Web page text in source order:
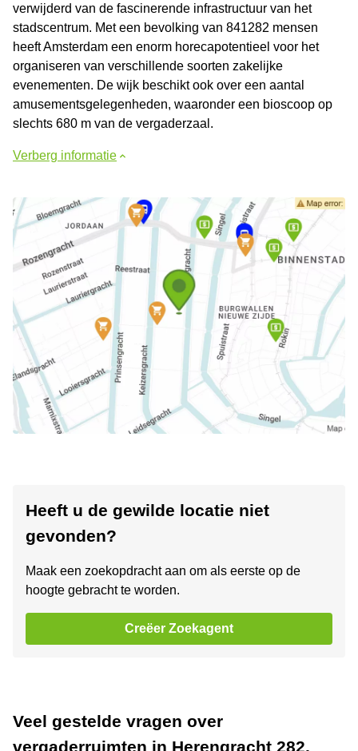
verwijderd van de fascinerende infrastructuur van het
stadscentrum. Met een bevolking van 841282 mensen
heeft Amsterdam een enorm horecapotentieel voor het
organiseren van verschillende soorten zakelijke
evenementen. De wijk beschikt ook over een aantal
amusementsgelegenheden, waaronder een bioscoop op
slechts 680 m van de vergaderzaal.
Verberg informatie
Heeft u de gewilde locatie niet
gevonden?
Maak een zoekopdracht aan om als eerste op de
hoogte gebracht te worden.
Creëer Zoekagent
Veel gestelde vragen over
vergaderruimten in Herengracht 282,